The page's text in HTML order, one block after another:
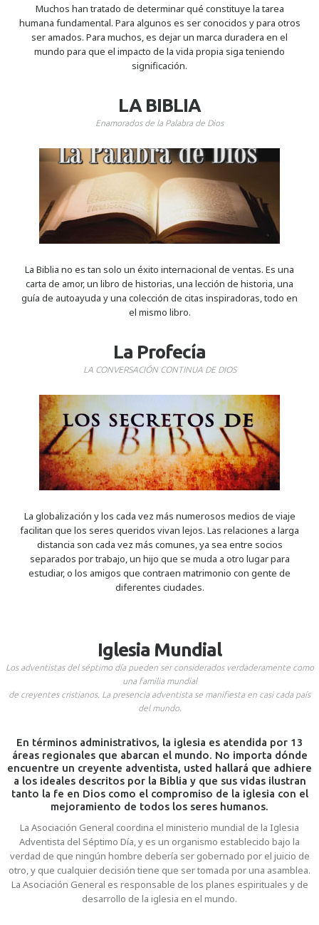
Muchos han tratado de determinar qué constituye la tarea
humana fundamental. Para algunos es ser conocidos y para otros
ser amados. Para muchos, es dejar un marca duradera en el
mundo para que el impacto de la vida propia siga teniendo
significación.
​LA BIBLIA
Enamorados de la Palabra de Dios
La Biblia no es tan solo un éxito internacional de ventas. Es una
carta de amor, un libro de historias, una lección de historia, una
guía de autoayuda y una colección de citas inspiradoras, todo en
el mismo libro.
La Profecía
LA CONVERSACIÓN CONTINUA DE DIOS
La globalización y los cada vez más numerosos medios de viaje
facilitan que los seres queridos vivan lejos. Las relaciones a larga
distancia son cada vez más comunes, ya sea entre socios
separados por trabajo, un hijo que se muda a otro lugar para
estudiar, o los amigos que contraen matrimonio con gente de
diferentes ciudades.
Iglesia Mundial
Los adventistas del séptimo día pueden ser considerados verdaderamente como
una familia mundial
de creyentes cristianos. La presencia adventista se manifiesta en casi cada país
del mundo.
En términos administrativos, la iglesia es atendida por 13
áreas regionales que abarcan el mundo. No importa dónde
encuentre un creyente adventista, usted hallará que adhiere
a los ideales descritos por la Biblia y que sus vidas ilustran
tanto la fe en Dios como el compromiso de la iglesia con el
mejoramiento de todos los seres humanos.
La Asociación General coordina el ministerio mundial de la Iglesia
Adventista del Séptimo Día, y es un organismo establecido bajo la
verdad de que ningún hombre debería ser gobernado por el juicio de
otro, y que cualquier decisión tiene que ser tomada por una asamblea.
La Asociación General es responsable de los planes espirituales y de
desarrollo de la iglesia en el mundo.